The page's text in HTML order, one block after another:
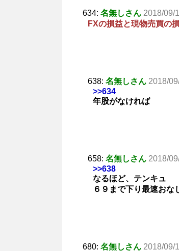
634: 名無しさん 2018/09/
FXの損益と現物売買の
638: 名無しさん 2018/
>>634
年股がなければ
658: 名無しさん 2018/
>>638
なるほど、テンキュ
６９まで下り最速おな
680: 名無しさん 2018/09/